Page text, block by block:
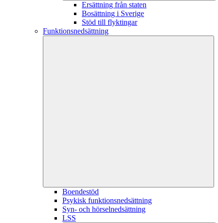
Ersättning från staten
Bosättning i Sverige
Stöd till flyktingar
Funktionsnedsättning
Boendestöd
Psykisk funktionsnedsättning
Syn- och hörselnedsättning
LSS